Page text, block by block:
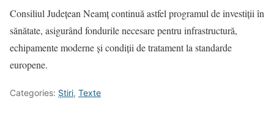
Consiliul Județean Neamț continuă astfel programul de investiții în
sănătate, asigurând fondurile necesare pentru infrastructură,
echipamente moderne și condiții de tratament la standarde
europene.
Categories: Știri, Texte